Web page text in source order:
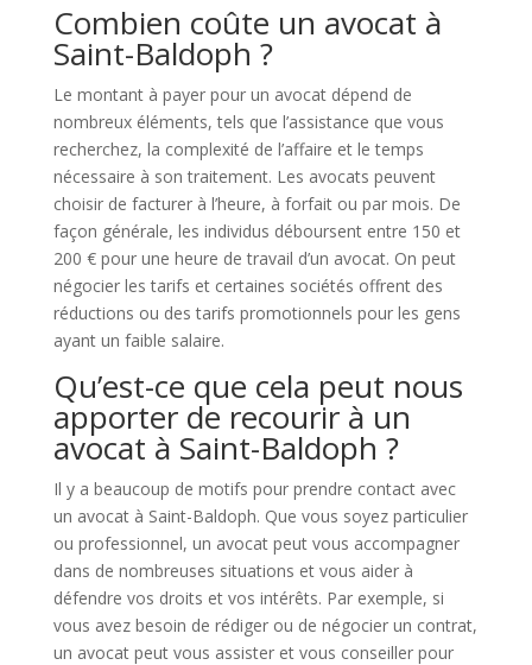
Combien coûte un avocat à
Saint-Baldoph ?
Le montant à payer pour un avocat dépend de
nombreux éléments, tels que l’assistance que vous
recherchez, la complexité de l’affaire et le temps
nécessaire à son traitement. Les avocats peuvent
choisir de facturer à l’heure, à forfait ou par mois. De
façon générale, les individus déboursent entre 150 et
200 € pour une heure de travail d’un avocat. On peut
négocier les tarifs et certaines sociétés offrent des
réductions ou des tarifs promotionnels pour les gens
ayant un faible salaire.
Qu’est-ce que cela peut nous
apporter de recourir à un
avocat à Saint-Baldoph ?
Il y a beaucoup de motifs pour prendre contact avec
un avocat à Saint-Baldoph. Que vous soyez particulier
ou professionnel, un avocat peut vous accompagner
dans de nombreuses situations et vous aider à
défendre vos droits et vos intérêts. Par exemple, si
vous avez besoin de rédiger ou de négocier un contrat,
un avocat peut vous assister et vous conseiller pour